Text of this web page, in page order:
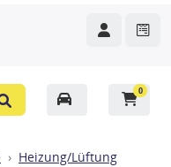
0
Heizung/Lüftung